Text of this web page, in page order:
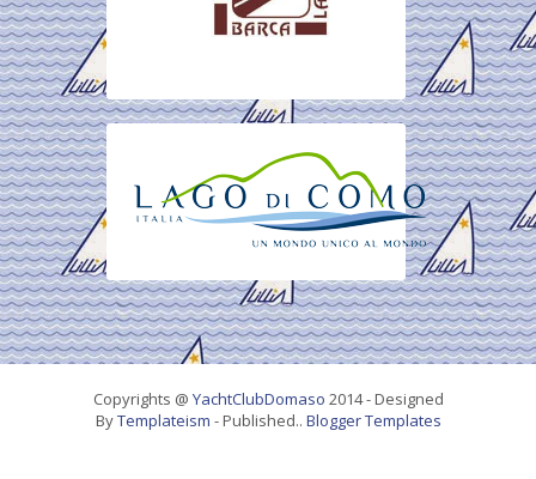
Copyrights @ YachtClubDomaso 2014 - Designed
ByTemplateism - Published.. Blogger Templates